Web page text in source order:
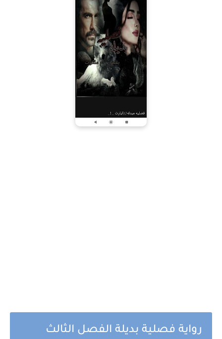
رواية فصلية بديلة الفصل الثالث